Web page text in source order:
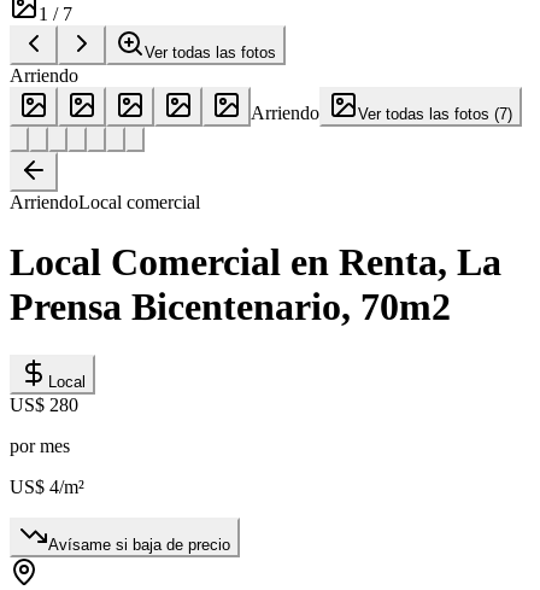
1 / 7
Ver todas las fotos
Arriendo
Arriendo
Ver todas las fotos (7)
ArriendoLocal comercial
Local Comercial en Renta, La
Prensa Bicentenario, 70m2
Local
US$ 280
por mes
US$ 4/m²
Avísame si baja de precio